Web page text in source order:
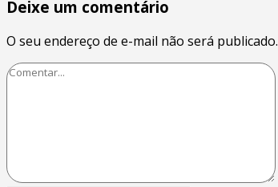
Deixe um comentário
O seu endereço de e-mail não será publicado.